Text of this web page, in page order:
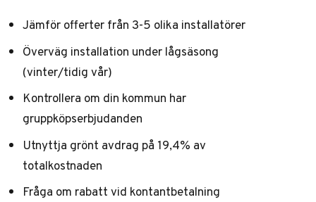
Jämför offerter från 3-5 olika installatörer
Överväg installation under lågsäsong
(vinter/tidig vår)
Kontrollera om din kommun har
gruppköpserbjudanden
Utnyttja grönt avdrag på 19,4% av
totalkostnaden
Fråga om rabatt vid kontantbetalning